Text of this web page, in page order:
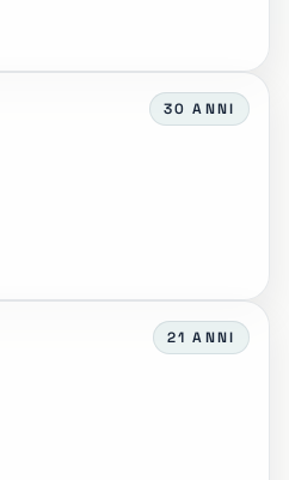
30 ANNI
21 ANNI